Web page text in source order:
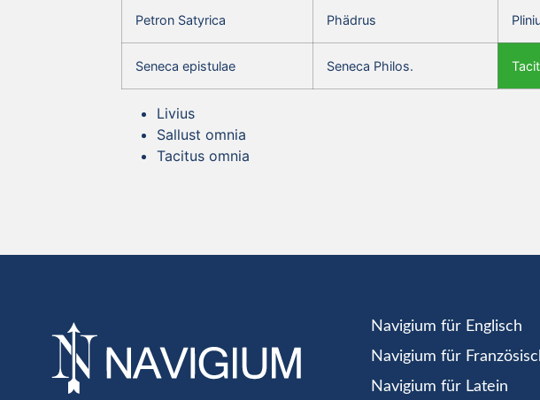
Petron Satyrica Phädrus
Seneca epistulae Seneca Philos.
Livius
Sallust omnia
Tacitus omnia
Navigium für Englisch
Navigium für
Navigium für Latein